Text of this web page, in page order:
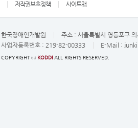
저작권보호정책 사이트맵
한국장애인개발원 주소 : 서울특별시 영등포구
사업자등록번호 : 219-82-00333 E-Mail :
COPYRIGHT ⓒ KODDI ALL RIGHTS RESERVED.